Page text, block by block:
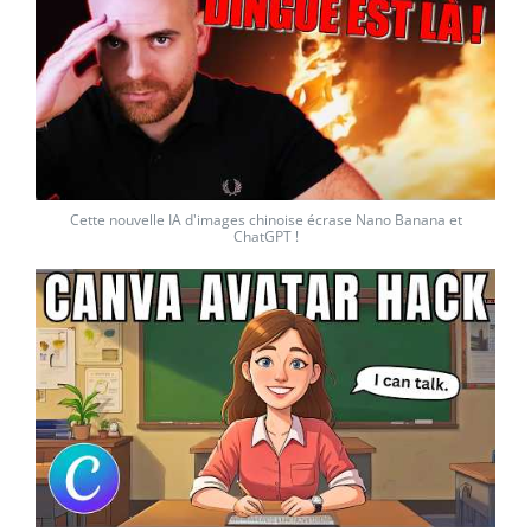
Cette nouvelle IA d'images chinoise écrase Nano Banana et
ChatGPT !